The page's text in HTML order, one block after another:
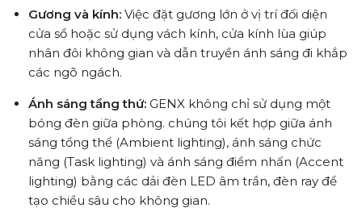
Gương và kính:Việc đặt gương lớn ở vị trí đối diện
cửa sổ hoặc sử dụng vách kính, cửa kính lùa giúp
nhân đôi không gian và dẫn truyền ánh sáng đi khắp
các ngõ ngách.
Ánh sáng tầng thứ:GENX không chỉ sử dụng một
bóng đèn giữa phòng. chúng tôi kết hợp giữa ánh
sáng tổng thể (Ambient lighting), ánh sáng chức
năng (Task lighting) và ánh sáng điểm nhấn (Accent
lighting) bằng các dải đèn LED âm trần, đèn ray để
tạo chiều sâu cho không gian.